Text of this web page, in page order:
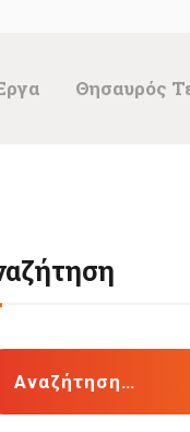
Θησαυρός